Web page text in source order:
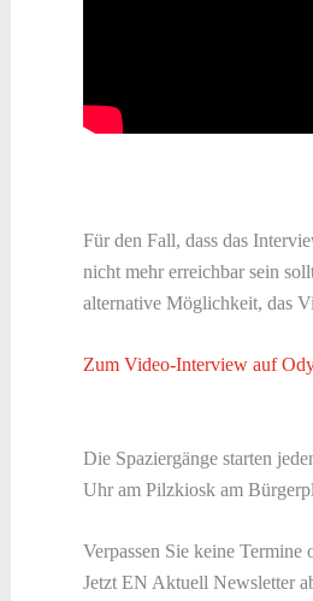
Für den Fall, dass das
nicht mehr erreichbar sein
alternative Möglichkeit, das
Zum Video-Interview auf
Die Spaziergänge starten
Uhr am Pilzkiosk am
Verpassen Sie keine
Jetzt EN Aktuell Newsletter